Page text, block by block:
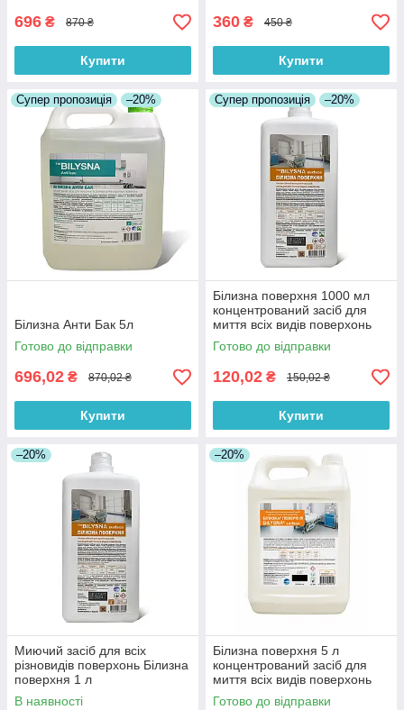
696 ₴ 870 ₴
Купити
360 ₴ 450 ₴
Купити
Супер пропозиція –20%
Білизна Анти Бак 5л
Готово до відправки
696,02 ₴ 870,02 ₴
Купити
Супер пропозиція –20%
Білизна поверхня 1000 мл
концентрований засіб для
миття всіх видів поверхонь
Готово до відправки
120,02 ₴ 150,02 ₴
Купити
–20%
Миючий засіб для всіх
різновидів поверхонь Білизна
поверхня 1 л
В наявності
–20%
Білизна поверхня 5 л
концентрований засіб для
миття всіх видів поверхонь
Готово до відправки